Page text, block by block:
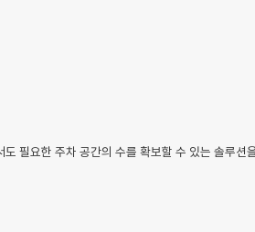
필요한 주차 공간의 수를 확보할 수 있는 솔루션